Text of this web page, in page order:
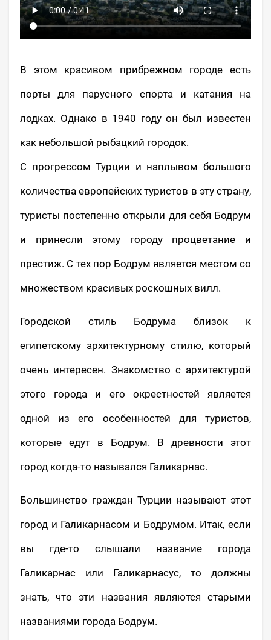
В этом красивом прибрежном городе есть
порты для парусного спорта и катания на
лодках. Однако в 1940 году он был известен
как небольшой рыбацкий городок.
С прогрессом Турции и наплывом большого
количества европейских туристов в эту страну,
туристы постепенно открыли для себя Бодрум
и принесли этому городу процветание и
престиж. С тех пор Бодрум является местом со
множеством красивых роскошных вилл.
Городской стиль Бодрума близок к
египетскому архитектурному стилю, который
очень интересен. Знакомство с архитектурой
этого города и его окрестностей является
одной из его особенностей для туристов,
которые едут в Бодрум. В древности этот
город когда-то назывался Галикарнас.
Большинство граждан Турции называют этот
город и Галикарнасом и Бодрумом. Итак, если
вы где-то слышали название города
Галикарнас или Галикарнасус, то должны
знать, что эти названия являются старыми
названиями города Бодрум.